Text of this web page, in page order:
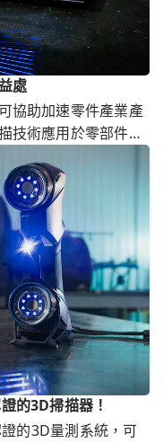
處
協助加速零件產業產
技術應用於零部件市
的3D掃描器！
的3D量測系統，可